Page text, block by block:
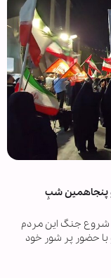
پنجاهمین شبِ
ـ ابنا: با گذشت 150 شب از شروع جنگ این مردم
با حضور پر شور خود